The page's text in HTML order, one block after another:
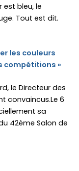
est bleu, le
Tout est dit.
les couleurs
compétitions »
le Directeur des
convaincus.Le 6
sa
42ème Salon de